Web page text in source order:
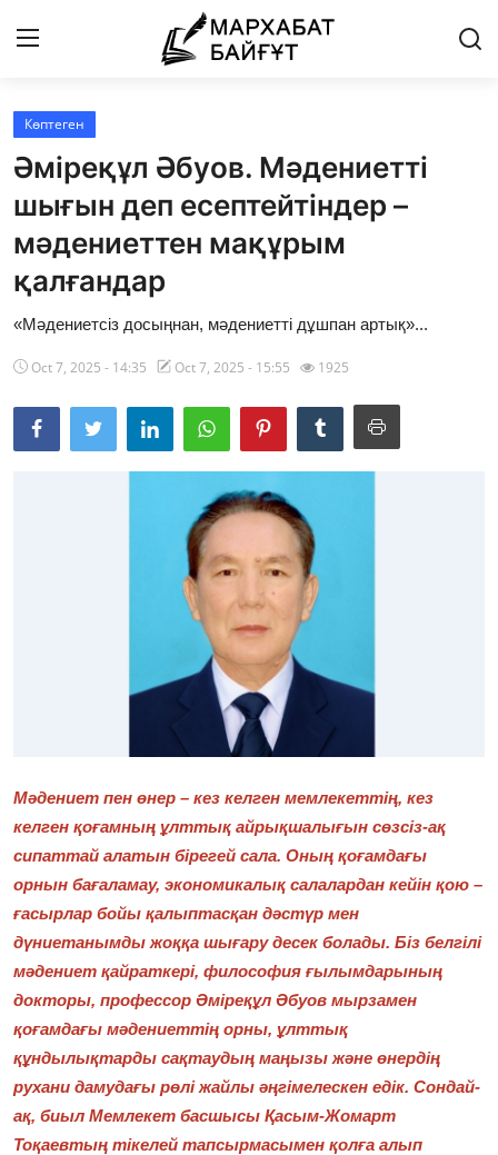
Басты бет
Байланыс
Мархабат Байғұт 80 жас
Із
Бір ауыз сөз
Бейнебаян
Көптеген
Әміреқұл Әбуов. Мәдениетті
шығын деп есептейтіндер –
мәдениеттен мақұрым
қалғандар
«Мәдениетсіз досыңнан, мәдениетті дұшпан артық»...
Oct 7, 2025 - 14:35 Oct 7, 2025 - 15:55 1925
Мәдениет пен өнер – кез келген мемлекеттің, кез
келген қоғамның ұлттық айрықшалығын сөзсіз-ақ
сипаттай алатын бірегей сала. Оның қоғамдағы
орнын бағаламау, экономикалық салалардан кейін қою –
ғасырлар бойы қалыптасқан дәстүр мен
дүниетанымды жоққа шығару десек болады. Біз белгілі
мәдениет қайраткері, философия ғылымдарының
докторы, профессор Әміреқұл Әбуов мырзамен
қоғамдағы мәдениеттің орны, ұлттық
құндылықтарды сақтаудың маңызы және өнердің
рухани дамудағы рөлі жайлы әңгімелескен едік. Сондай-
ақ, биыл Мемлекет басшысы Қасым-Жомарт
Тоқаевтың тікелей тапсырмасымен қолға алып